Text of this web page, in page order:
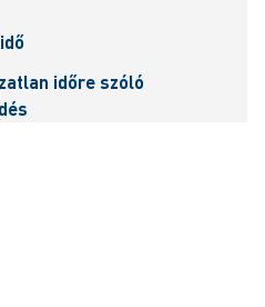
időre szóló